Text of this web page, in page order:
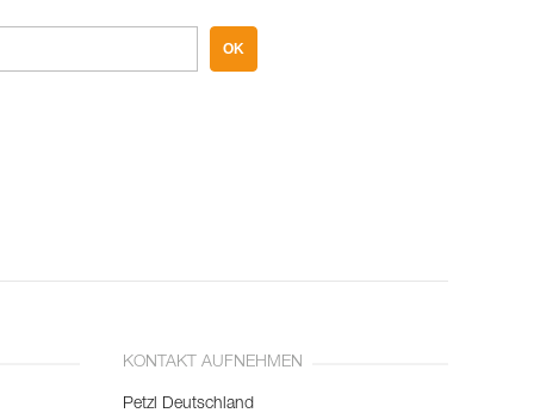
OK
KONTAKT AUFNEHMEN
Petzl Deutschland